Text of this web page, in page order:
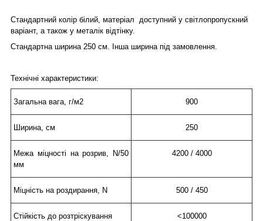
Стандартний колір білий, матеріал доступний у світлопропускний
варіант, а також у металік відтінку.
Стандартна ширина 250 см. Інша ширина під замовлення.
Технічні характеристики:
Загальна вага, г/м2 900
Ширина, см 250
Межа міцності на розрив, N/50
мм
4200 / 4000
Міцність на роздирання, N 500 / 450
Стійкість до розтріскування <100000